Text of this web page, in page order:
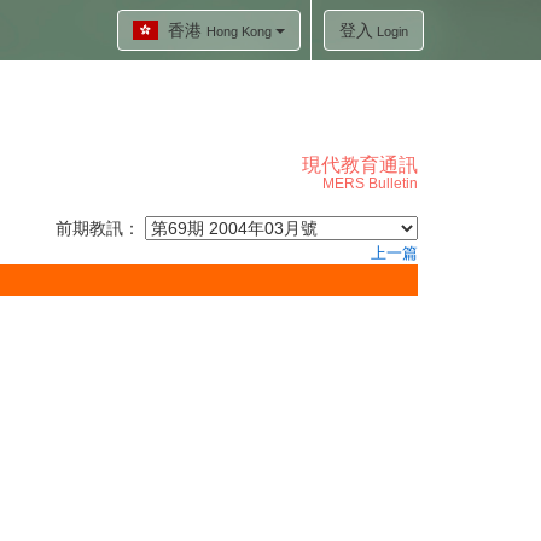
香港 Hong Kong 登入 Login
現代教育通訊
MERS Bulletin
前期教訊：
上一篇